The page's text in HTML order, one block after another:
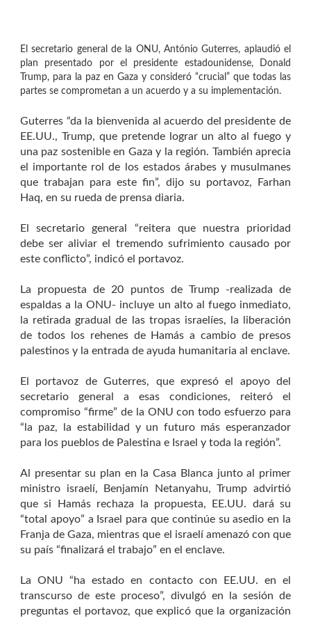
El secretario general de la ONU, António Guterres, aplaudió el
plan presentado por el presidente estadounidense, Donald
Trump, para la paz en Gaza y consideró “crucial” que todas las
partes se comprometan a un acuerdo y a su implementación.
Guterres “da la bienvenida al acuerdo del presidente de
EE.UU., Trump, que pretende lograr un alto al fuego y
una paz sostenible en Gaza y la región. También aprecia
el importante rol de los estados árabes y musulmanes
que trabajan para este fin”, dijo su portavoz, Farhan
Haq, en su rueda de prensa diaria.
El secretario general “reitera que nuestra prioridad
debe ser aliviar el tremendo sufrimiento causado por
este conflicto”, indicó el portavoz.
La propuesta de 20 puntos de Trump -realizada de
espaldas a la ONU- incluye un alto al fuego inmediato,
la retirada gradual de las tropas israelíes, la liberación
de todos los rehenes de Hamás a cambio de presos
palestinos y la entrada de ayuda humanitaria al enclave.
El portavoz de Guterres, que expresó el apoyo del
secretario general a esas condiciones, reiteró el
compromiso “firme” de la ONU con todo esfuerzo para
“la paz, la estabilidad y un futuro más esperanzador
para los pueblos de Palestina e Israel y toda la región”.
Al presentar su plan en la Casa Blanca junto al primer
ministro israelí, Benjamín Netanyahu, Trump advirtió
que si Hamás rechaza la propuesta, EE.UU. dará su
“total apoyo” a Israel para que continúe su asedio en la
Franja de Gaza, mientras que el israelí amenazó con que
su país “finalizará el trabajo” en el enclave.
La ONU “ha estado en contacto con EE.UU. en el
transcurso de este proceso”, divulgó en la sesión de
preguntas el portavoz, que explicó que la organización